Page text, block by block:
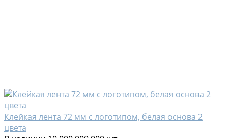
Клейкая лента 72 мм с логотипом, белая основа 2
цвета